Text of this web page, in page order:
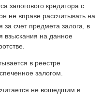
залогового кредитора с
не вправе рассчитывать на
за счет предмета залога, в
взыскания на данное
в реестре
залогом.
не вошедшим в